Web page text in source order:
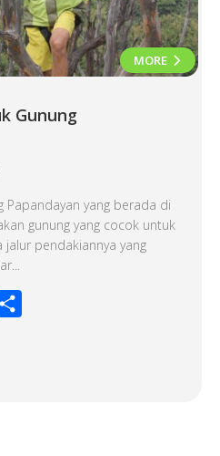
MORE
Gunung
yang berada di
gunung yang cocok untuk
pendakiannya yang